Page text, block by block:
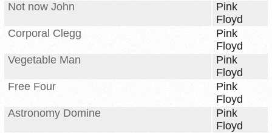
Not now John
Pink
Floyd
Corporal Clegg
Pink
Floyd
Vegetable Man
Pink
Floyd
Free Four
Pink
Floyd
Astronomy Domine
Pink
Floyd